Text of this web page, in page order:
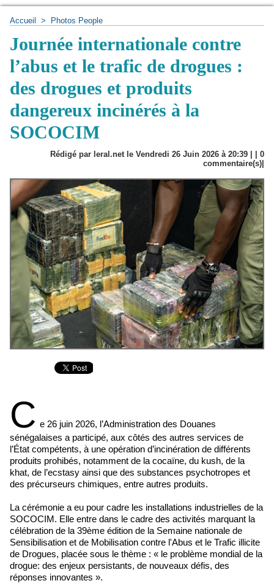
Accueil > Photos People
Journée internationale contre
l’abus et le trafic de drogues :
des drogues et produits
dangereux incinérés à la
SOCOCIM
Rédigé par leral.net le Vendredi 26 Juin 2026 à 20:39 | | 0
commentaire(s)|
C e 26 juin 2026, l’Administration des Douanes
sénégalaises a participé, aux côtés des autres services de
l’État compétents, à une opération d’incinération de différents
produits prohibés, notamment de la cocaïne, du kush, de la
khat, de l’ecstasy ainsi que des substances psychotropes et
des précurseurs chimiques, entre autres produits.
La cérémonie a eu pour cadre les installations industrielles de la
SOCOCIM. Elle entre dans le cadre des activités marquant la
célébration de la 39ème édition de la Semaine nationale de
Sensibilisation et de Mobilisation contre l'Abus et le Trafic illicite
de Drogues, placée sous le thème : « le problème mondial de la
drogue: des enjeux persistants, de nouveaux défis, des
réponses innovantes ».